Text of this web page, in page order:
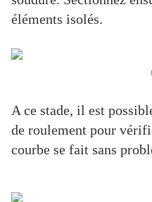
éléments isolés.
A ce stade, il est
de roulement pour
courbe se fait sans